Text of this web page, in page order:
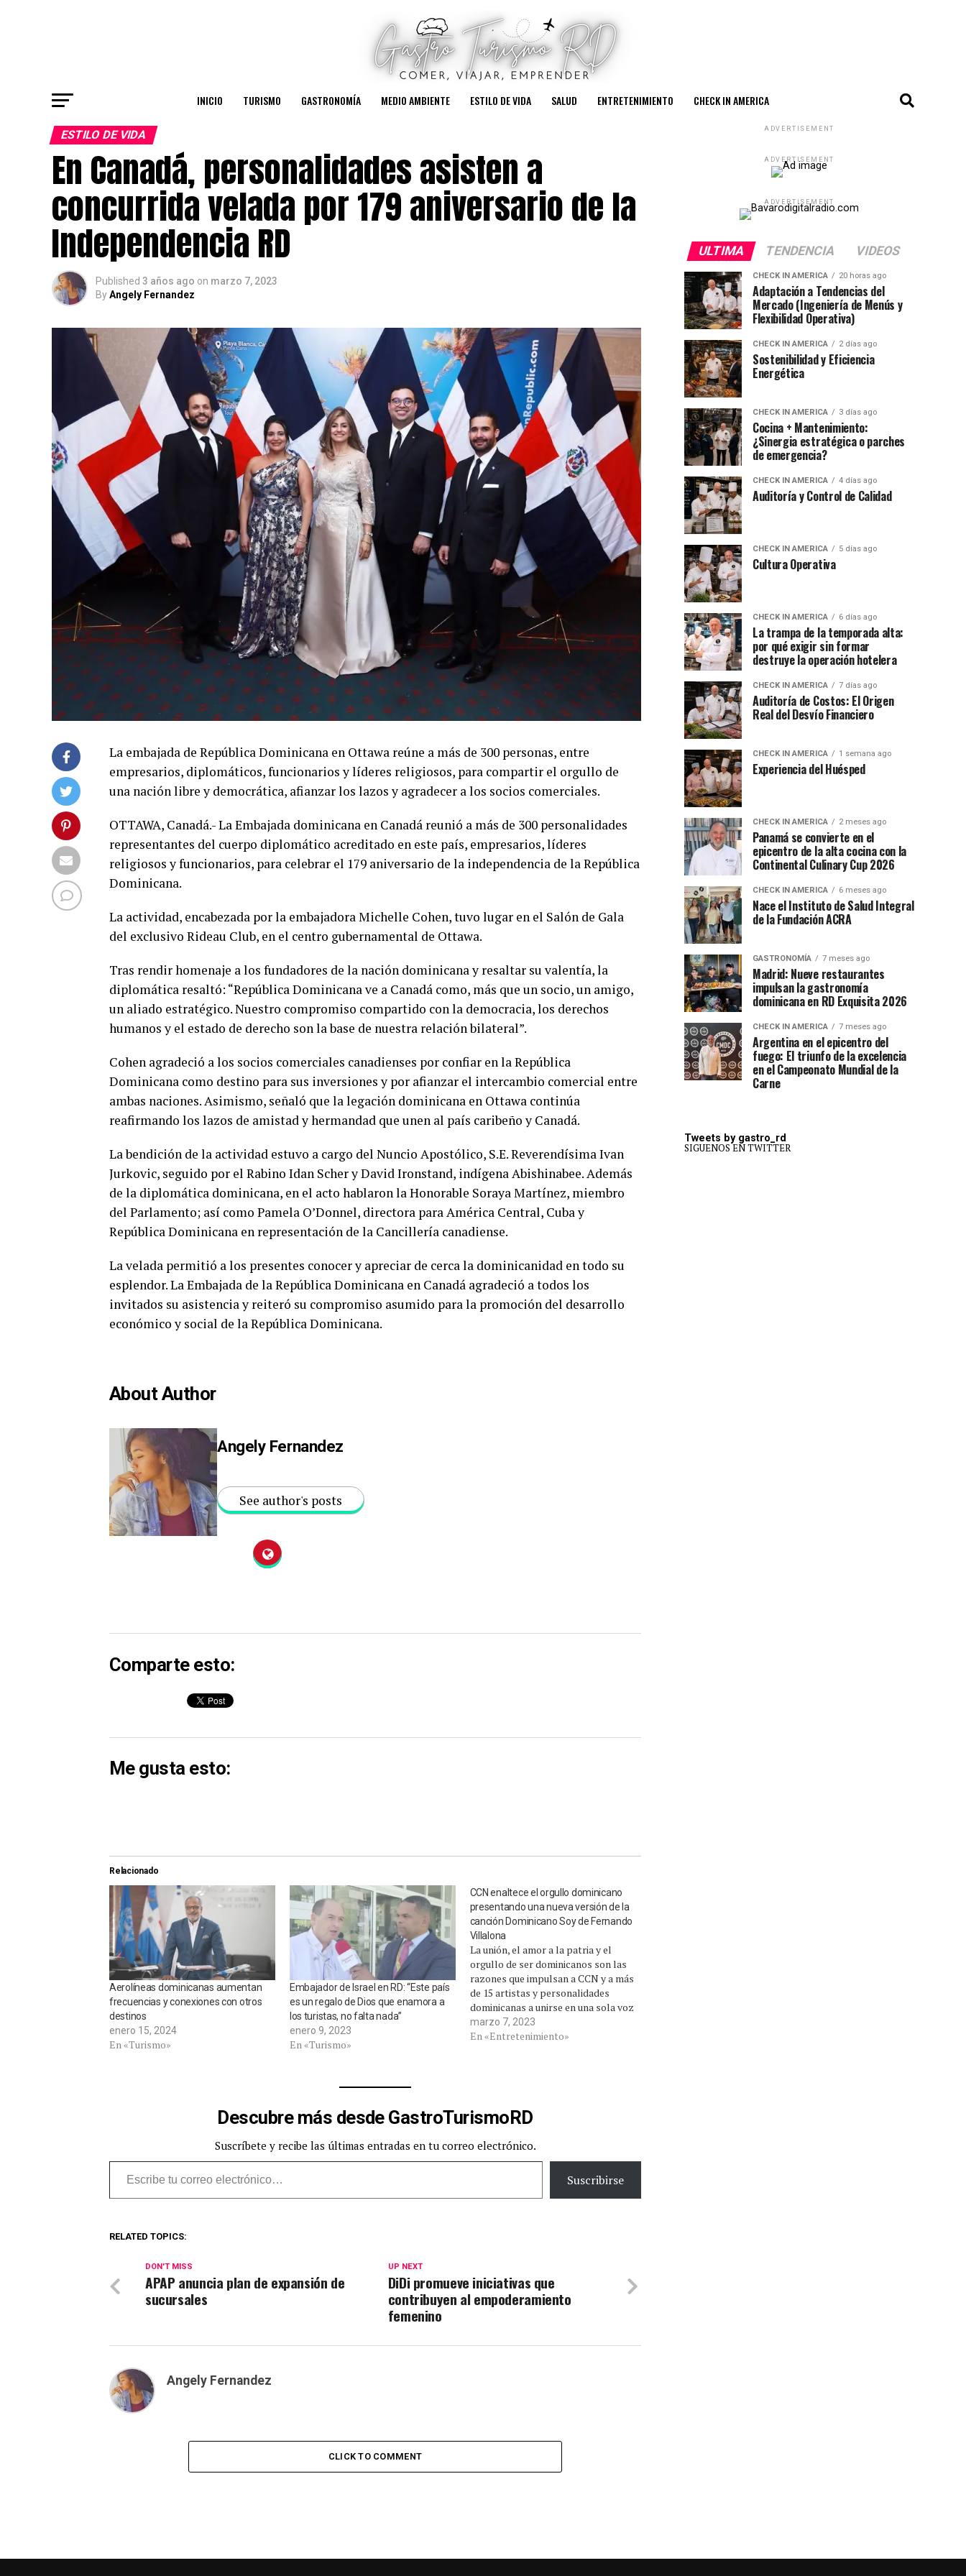
INICIO TURISMO GASTRONOMÍA MEDIO AMBIENTE ESTILO DE VIDA SALUD ENTRETENIMIENTO CHECK IN AMERICA
ESTILO DE VIDA
En Canadá, personalidades asisten a
concurrida velada por 179 aniversario de la
Independencia RD
Published 3 años ago on marzo 7, 2023
ByAngely Fernandez
La embajada de República Dominicana en Ottawa reúne a más de 300 personas, entre
empresarios, diplomáticos, funcionarios y líderes religiosos, para compartir el orgullo de
una nación libre y democrática, afianzar los lazos y agradecer a los socios comerciales.
OTTAWA, Canadá.- La Embajada dominicana en Canadá reunió a más de 300 personalidades
representantes del cuerpo diplomático acreditado en este país, empresarios, líderes
religiosos y funcionarios, para celebrar el 179 aniversario de la independencia de la República
Dominicana.
La actividad, encabezada por la embajadora Michelle Cohen, tuvo lugar en el Salón de Gala
del exclusivo Rideau Club, en el centro gubernamental de Ottawa.
Tras rendir homenaje a los fundadores de la nación dominicana y resaltar su valentía, la
diplomática resaltó: “República Dominicana ve a Canadá como, más que un socio, un amigo,
un aliado estratégico. Nuestro compromiso compartido con la democracia, los derechos
humanos y el estado de derecho son la base de nuestra relación bilateral”.
Cohen agradeció a los socios comerciales canadienses por confiar en la República
Dominicana como destino para sus inversiones y por afianzar el intercambio comercial entre
ambas naciones. Asimismo, señaló que la legación dominicana en Ottawa continúa
reafirmando los lazos de amistad y hermandad que unen al país caribeño y Canadá.
La bendición de la actividad estuvo a cargo del Nuncio Apostólico, S.E. Reverendísima Ivan
Jurkovic, seguido por el Rabino Idan Scher y David Ironstand, indígena Abishinabee. Además
de la diplomática dominicana, en el acto hablaron la Honorable Soraya Martínez, miembro
del Parlamento; así como Pamela O’Donnel, directora para América Central, Cuba y
República Dominicana en representación de la Cancillería canadiense.
La velada permitió a los presentes conocer y apreciar de cerca la dominicanidad en todo su
esplendor. La Embajada de la República Dominicana en Canadá agradeció a todos los
invitados su asistencia y reiteró su compromiso asumido para la promoción del desarrollo
económico y social de la República Dominicana.
About Author
Angely Fernandez
See author's posts
Comparte esto:
Me gusta esto:
Relacionado
Aerolíneas dominicanas aumentan
frecuencias y conexiones con otros
destinos
enero 15, 2024
En «Turismo»
Embajador de Israel en RD: “Este país
es un regalo de Dios que enamora a
los turistas, no falta nada”
enero 9, 2023
En «Turismo»
CCN enaltece el orgullo dominicano
presentando una nueva versión de la
canción Dominicano Soy de Fernando
Villalona
La unión, el amor a la patria y el
orgullo de ser dominicanos son las
razones que impulsan a CCN y a más
de 15 artistas y personalidades
dominicanas a unirse en una sola voz
en la nueva y moderna versión de la
canción “Dominicano Soy” de
marzo 7, 2023
En «Entretenimiento»
Descubre más desde GastroTurismoRD
Suscríbete y recibe las últimas entradas en tu correo electrónico.
Escribe tu correo electrónico…
Suscribirse
RELATED TOPICS:
UP NEXT
DiDi promueve iniciativas que
contribuyen al empoderamiento
femenino
DON'T MISS
APAP anuncia plan de expansión de
sucursales
Angely Fernandez
CLICK TO COMMENT
ADVERTISEMENT
ADVERTISEMENT
ADVERTISEMENT
ULTIMA TENDENCIA VIDEOS
CHECK IN AMERICA 20 horas ago
Adaptación a Tendencias del
Mercado (Ingeniería de Menús y
Flexibilidad Operativa)
CHECK IN AMERICA 2 días ago
Sostenibilidad y Eficiencia
Energética
CHECK IN AMERICA 3 días ago
Cocina + Mantenimiento:
¿Sinergia estratégica o parches
de emergencia?
CHECK IN AMERICA 4 días ago
Auditoría y Control de Calidad
CHECK IN AMERICA 5 días ago
Cultura Operativa
CHECK IN AMERICA 6 días ago
La trampa de la temporada alta:
por qué exigir sin formar
destruye la operación hotelera
CHECK IN AMERICA 7 días ago
Auditoría de Costos: El Origen
Real del Desvío Financiero
CHECK IN AMERICA 1 semana ago
Experiencia del Huésped
CHECK IN AMERICA 2 meses ago
Panamá se convierte en el
epicentro de la alta cocina con la
Continental Culinary Cup 2026
CHECK IN AMERICA 6 meses ago
Nace el Instituto de Salud Integral
de la Fundación ACRA
GASTRONOMÍA 7 meses ago
Madrid: Nueve restaurantes
impulsan la gastronomía
dominicana en RD Exquisita 2026
CHECK IN AMERICA 7 meses ago
Argentina en el epicentro del
fuego: El triunfo de la excelencia
en el Campeonato Mundial de la
Carne
Tweets by gastro_rd
SIGUENOS EN TWITTER